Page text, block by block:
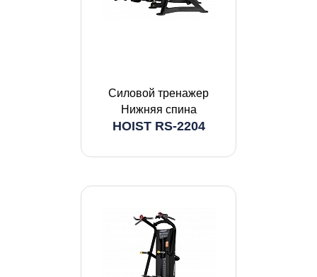
Силовой тренажер
Нижняя спина
HOIST RS-2204